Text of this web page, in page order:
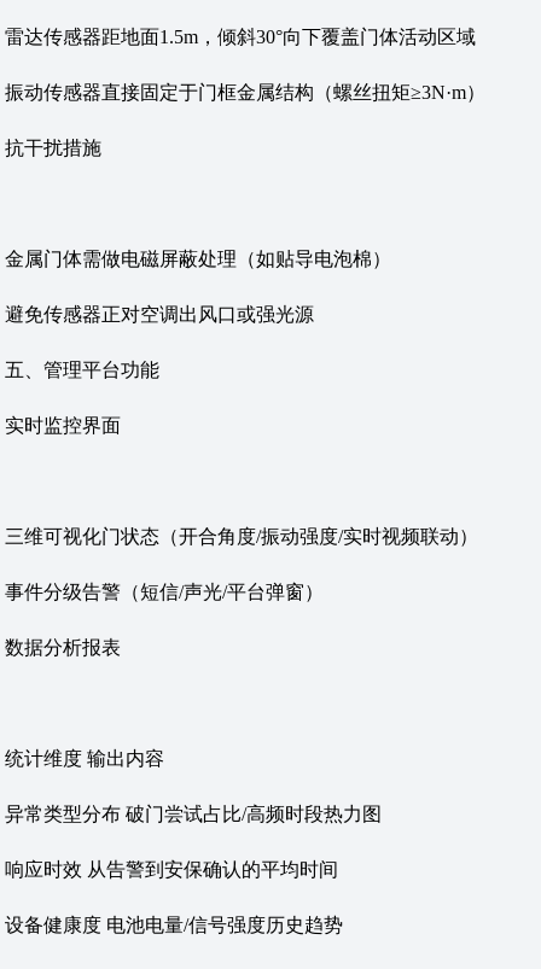
雷达传感器距地面1.5m，倾斜30°向下覆盖门体活动区域
振动传感器直接固定于门框金属结构（螺丝扭矩≥3N·m）
‌抗干扰措施‌
金属门体需做电磁屏蔽处理（如贴导电泡棉）
避免传感器正对空调出风口或强光源
‌五、管理平台功能‌
‌实时监控界面‌
三维可视化门状态（开合角度/振动强度/实时视频联动）
事件分级告警（短信/声光/平台弹窗）
‌数据分析报表‌
‌统计维度‌ ‌输出内容‌
异常类型分布 破门尝试占比/高频时段热力图
响应时效 从告警到安保确认的平均时间
设备健康度 电池电量/信号强度历史趋势